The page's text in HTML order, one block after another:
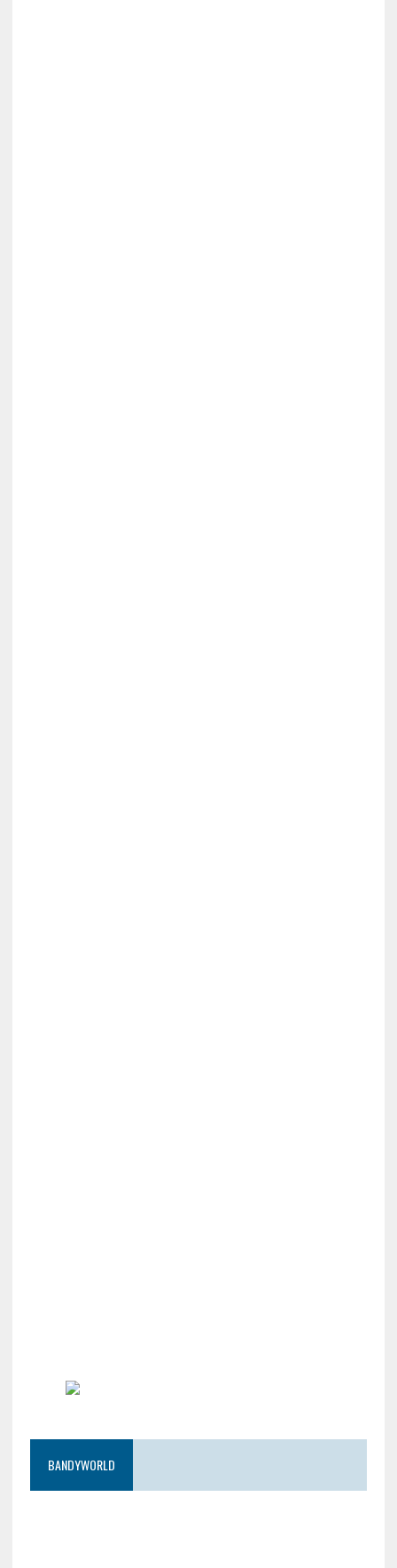
BANDYWORLD